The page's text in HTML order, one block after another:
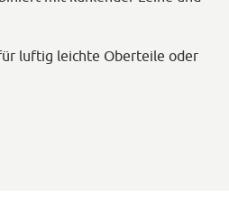
luftig leichte Oberteile oder